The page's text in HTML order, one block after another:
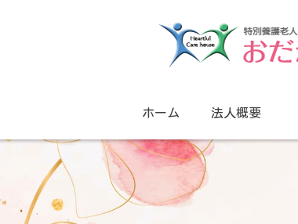
ホーム 法人概要